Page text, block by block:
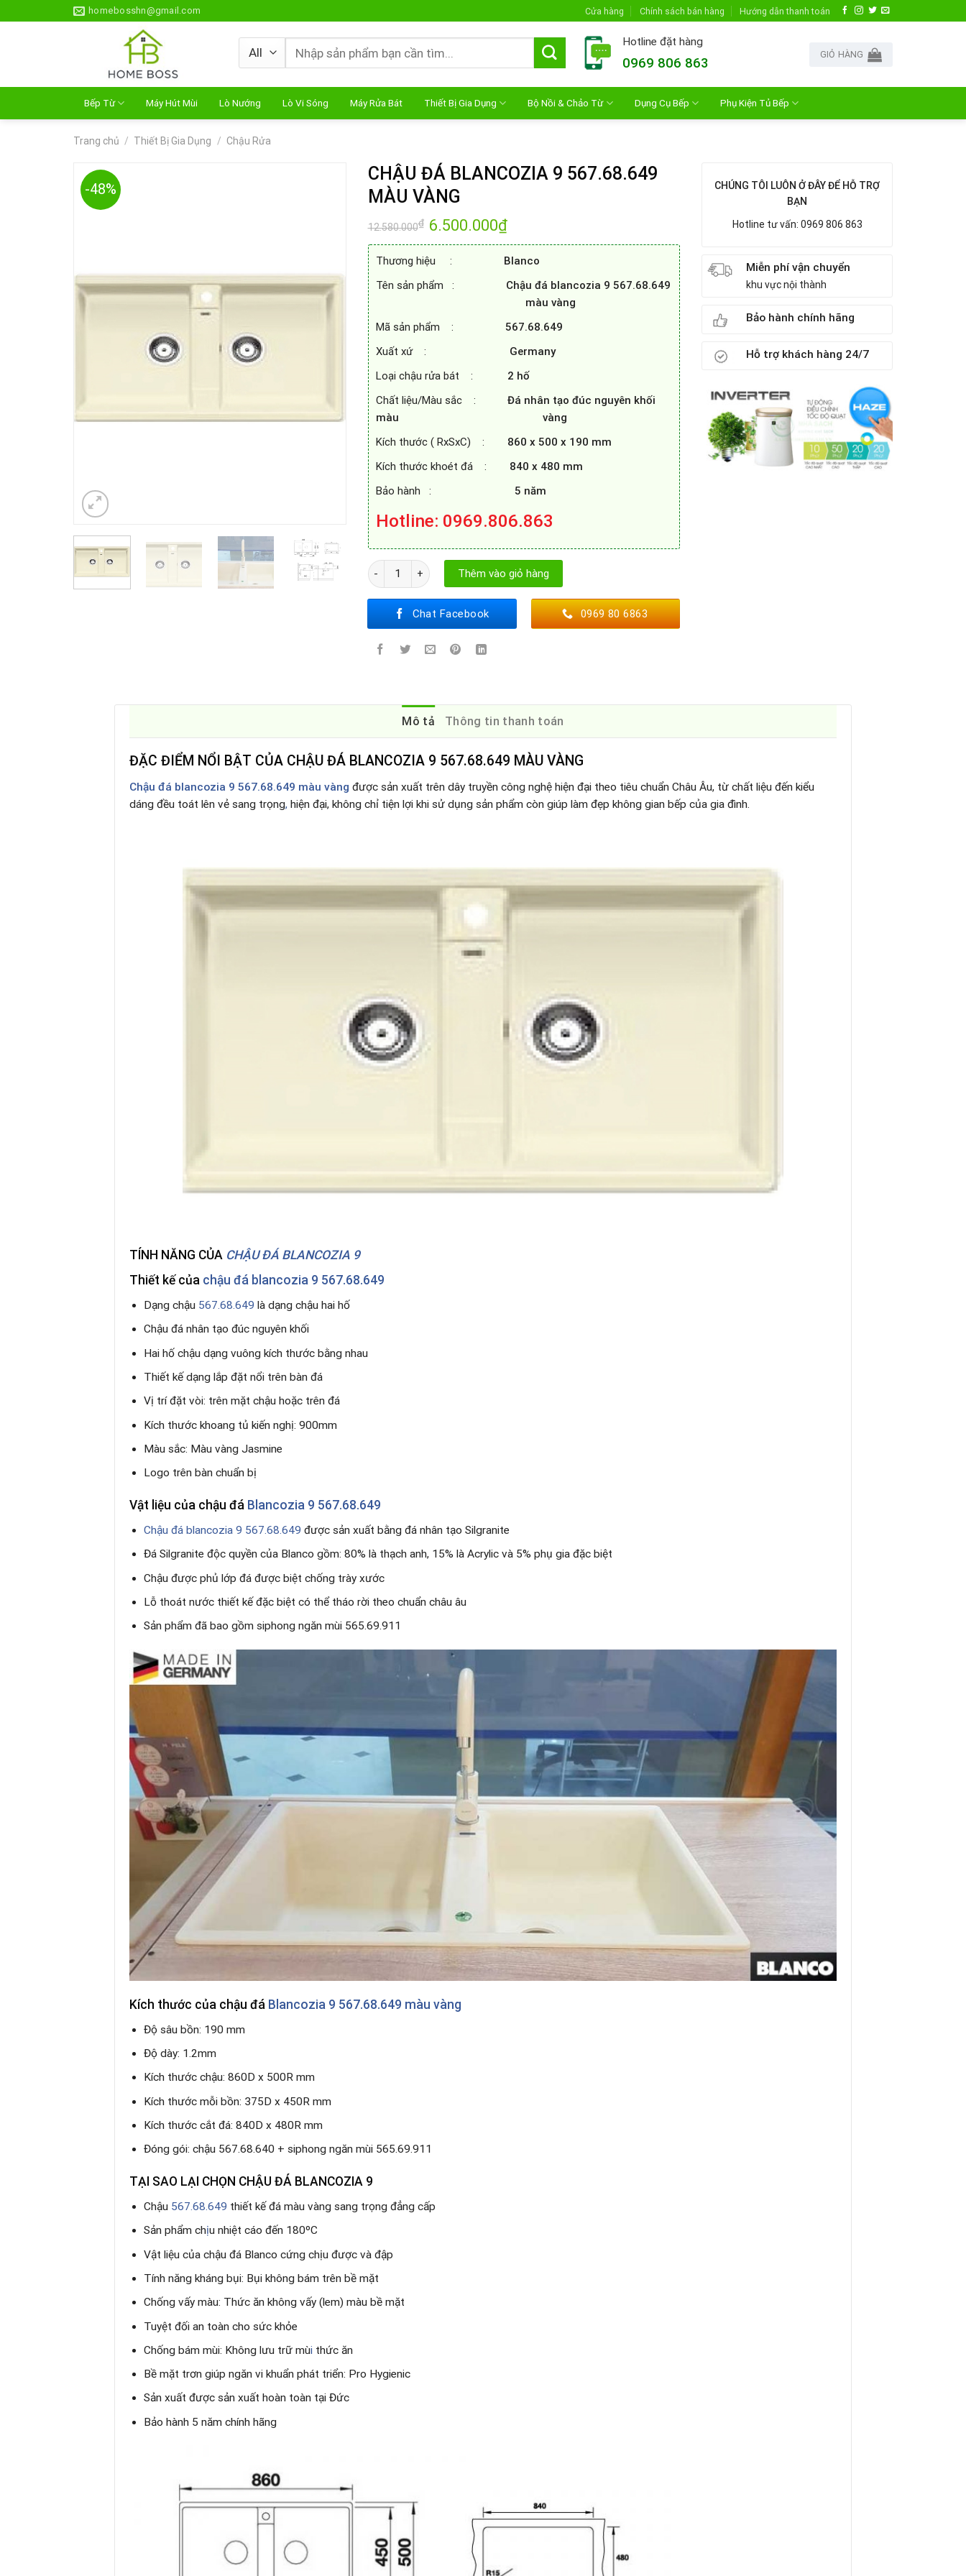
to
homebosshn@gmail.com Cửa hàng Chính sách bán hàng Hướng dẫn thanh toán
Tìm
kiếm:
Hotline đặt hàng
0969 806 863
GIỎ HÀNG
Bếp Từ Máy Hút Mùi Lò Nướng Lò Vi Sóng Máy Rửa Bát Thiết Bị Gia Dụng Bộ Nồi & Chảo Từ Dụng Cụ Bếp Phụ Kiện Tủ Bếp
Trang chủ / Thiết Bị Gia Dụng / Chậu Rửa
-48%
CHẬU ĐÁ BLANCOZIA 9 567.68.649
MÀU VÀNG
12.580.000₫ Giá
gốc
là:
6.500.000₫Giá
hiện
tại
6.500.000₫.
Thương hiệu : Blanco
Tên sản phẩm : Chậu đá blancozia 9 567.68.649
màu vàng
Mã sản phẩm : 567.68.649
Xuất xứ : Germany
Loại chậu rửa bát : 2 hố
Chất liệu/Màu sắc : Đá nhân tạo đúc nguyên khối
màu vàng
Kích thước ( RxSxC) :
860 x 500 x 190 mm
Kích thước khoét đá : 840 x 480 mm
Bảo hành : 5 năm
Hotline: 0969.806.863
CHẬU ĐÁ BLANCOZIA 9 567.68.649 MÀU VÀNG số lượng
Thêm vào giỏ hàng
Chat Facebook 0969 80 6863
CHÚNG TÔI LUÔN Ở ĐÂY ĐỂ HỖ TRỢ
BẠN
Hotline tư vấn: 0969 806 863
Miễn phí vận chuyển
khu vực nội thành
Bảo hành chính hãng
Hỗ trợ khách hàng 24/7
Mô tả Thông tin thanh toán
ĐẶC ĐIỂM NỔI BẬT CỦA CHẬU ĐÁ BLANCOZIA 9 567.68.649 MÀU VÀNG
Chậu đá blancozia 9 567.68.649 màu vàng được sản xuất trên dây truyền công nghệ hiện đại theo tiêu chuẩn Châu Âu, từ chất liệu đến kiểu
dáng đều toát lên vẻ sang trọng, hiện đại, không chỉ tiện lợi khi sử dụng sản phẩm còn giúp làm đẹp không gian bếp của gia đình.
TÍNH NĂNG CỦA CHẬU ĐÁ BLANCOZIA 9
Thiết kế của chậu đá blancozia 9 567.68.649
Dạng chậu 567.68.649 là dạng chậu hai hố
Chậu đá nhân tạo đúc nguyên khối
Hai hố chậu dạng vuông kích thước bằng nhau
Thiết kế dạng lắp đặt nổi trên bàn đá
Vị trí đặt vòi: trên mặt chậu hoặc trên đá
Kích thước khoang tủ kiến nghị: 900mm
Màu sắc: Màu vàng Jasmine
Logo trên bàn chuẩn bị
Vật liệu của chậu đá Blancozia 9 567.68.649
Chậu đá blancozia 9 567.68.649 được sản xuất bằng đá nhân tạo Silgranite
Đá Silgranite độc quyền của Blanco gồm: 80% là thạch anh, 15% là Acrylic và 5% phụ gia đặc biệt
Chậu được phủ lớp đá được biệt chống trày xước
Lỗ thoát nước thiết kế đặc biệt có thể tháo rời theo chuẩn châu âu
Sản phẩm đã bao gồm siphong ngăn mùi 565.69.911
Kích thước của chậu đá Blancozia 9 567.68.649 màu vàng
Độ sâu bồn: 190 mm
Độ dày: 1.2mm
Kích thước chậu: 860D x 500R mm
Kích thước mỗi bồn: 375D x 450R mm
Kích thước cắt đá: 840D x 480R mm
Đóng gói: chậu 567.68.640 + siphong ngăn mùi 565.69.911
TẠI SAO LẠI CHỌN CHẬU ĐÁ BLANCOZIA 9
Chậu 567.68.649 thiết kế đá màu vàng sang trọng đẳng cấp
Sản phẩm chịu nhiệt cáo đến 180ºC
Vật liệu của chậu đá Blanco cứng chịu được và đập
Tính năng kháng bụi: Bụi không bám trên bề mặt
Chống vấy màu: Thức ăn không vấy (lem) màu bề mặt
Tuyệt đối an toàn cho sức khỏe
Chống bám mùi: Không lưu trữ mùi thức ăn
Bề mặt trơn giúp ngăn vi khuẩn phát triển: Pro Hygienic
Sản xuất được sản xuất hoàn toàn tại Đức
Bảo hành 5 năm chính hãng